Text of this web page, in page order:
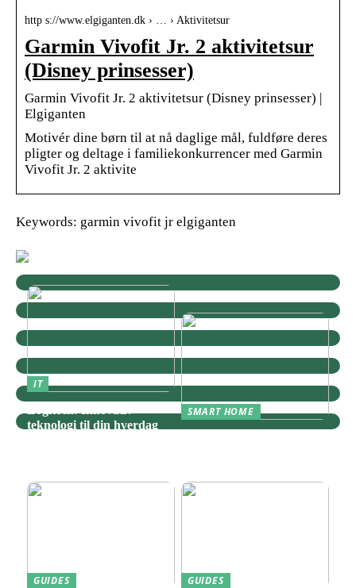
http s://www.elgiganten.dk › … › Aktivitetsur
Garmin Vivofit Jr. 2 aktivitetsur
(Disney prinsesser)
Garmin Vivofit Jr. 2 aktivitetsur (Disney prinsesser) |
Elgiganten
Motivér dine børn til at nå daglige mål, fuldføre deres
pligter og deltage i familiekonkurrencer med Garmin
Vivofit Jr. 2 aktivite
Keywords: garmin vivofit jr elgiganten
IT
teknologi til din hverdag
SMART HOME
GUIDES
GUIDES